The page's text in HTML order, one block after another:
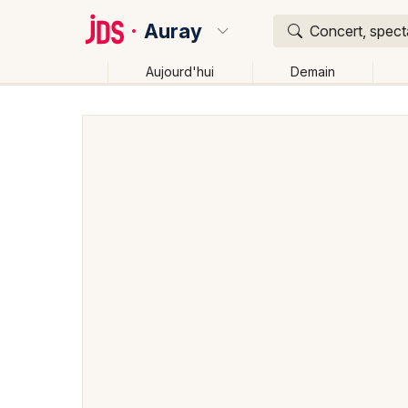
Auray Concert,
Aujourd'hui Demain